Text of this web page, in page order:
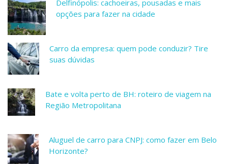
Delfinópolis: cachoeiras, pousadas e mais
opções para fazer na cidade
Carro da empresa: quem pode conduzir? Tire
suas dúvidas
Bate e volta perto de BH: roteiro de viagem na
Região Metropolitana
Aluguel de carro para CNPJ: como fazer em Belo
Horizonte?